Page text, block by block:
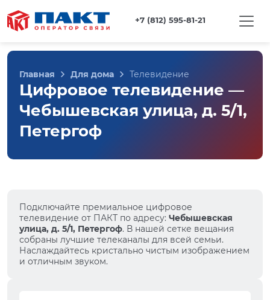
+7 (812) 595-81-21
Главная Для дома Телевидение
Цифровое телевидение —
Чебышевская улица, д. 5/1,
Петергоф
Подключайте премиальное цифровое
телевидение от ПАКТ по адресу: Чебышевская
улица, д. 5/1, Петергоф. В нашей сетке вещания
собраны лучшие телеканалы для всей семьи.
Наслаждайтесь кристально чистым изображением
и отличным звуком.